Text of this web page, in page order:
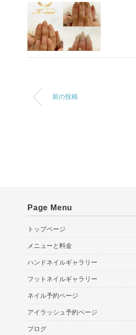
前の投稿
Page Menu
トップページ
メニューと料金
ハンドネイルギャラリー
フットネイルギャラリー
ネイル予約ページ
アイラッシュ予約ページ
ブログ